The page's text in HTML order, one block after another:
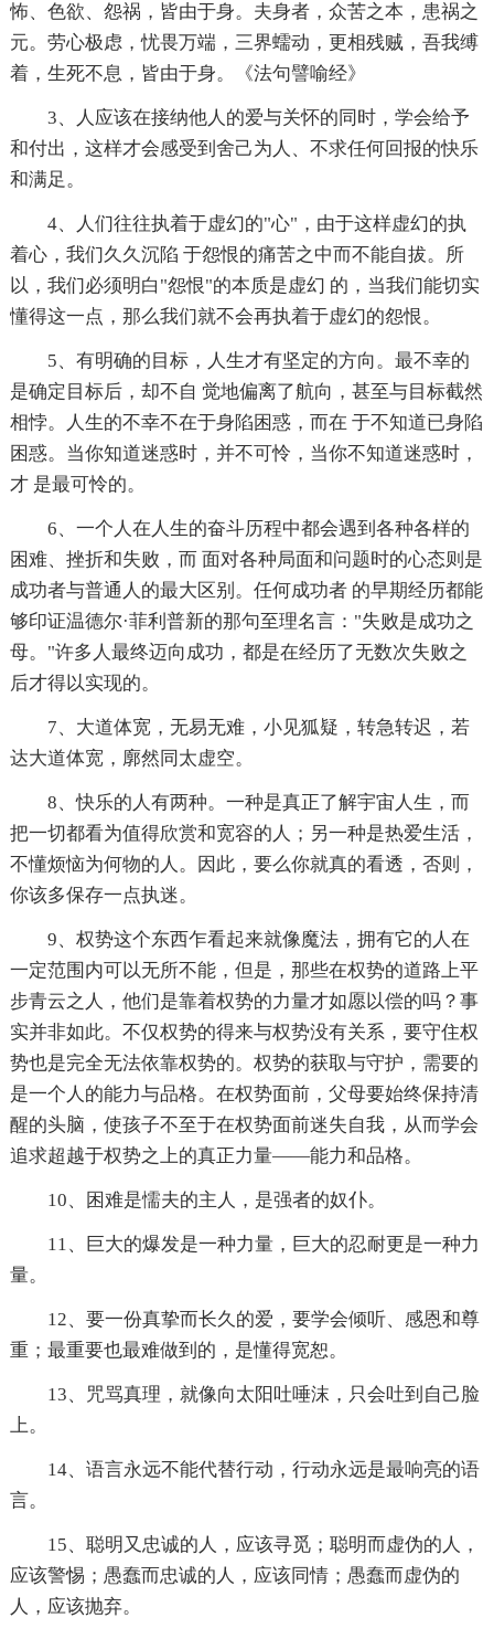
怖、色欲、怨祸，皆由于身。夫身者，众苦之本，患祸之
元。劳心极虑，忧畏万端，三界蠕动，更相残贼，吾我缚
着，生死不息，皆由于身。《法句譬喻经》
3、人应该在接纳他人的爱与关怀的同时，学会给予
和付出，这样才会感受到舍己为人、不求任何回报的快乐
和满足。
4、人们往往执着于虚幻的"心"，由于这样虚幻的执
着心，我们久久沉陷 于怨恨的痛苦之中而不能自拔。所
以，我们必须明白"怨恨"的本质是虚幻 的，当我们能切实
懂得这一点，那么我们就不会再执着于虚幻的怨恨。
5、有明确的目标，人生才有坚定的方向。最不幸的
是确定目标后，却不自 觉地偏离了航向，甚至与目标截然
相悖。人生的不幸不在于身陷困惑，而在 于不知道已身陷
困惑。当你知道迷惑时，并不可怜，当你不知道迷惑时，
才 是最可怜的。
6、一个人在人生的奋斗历程中都会遇到各种各样的
困难、挫折和失败，而 面对各种局面和问题时的心态则是
成功者与普通人的最大区别。任何成功者 的早期经历都能
够印证温德尔·菲利普新的那句至理名言："失败是成功之
母。"许多人最终迈向成功，都是在经历了无数次失败之
后才得以实现的。
7、大道体宽，无易无难，小见狐疑，转急转迟，若
达大道体宽，廓然同太虚空。
8、快乐的人有两种。一种是真正了解宇宙人生，而
把一切都看为值得欣赏和宽容的人；另一种是热爱生活，
不懂烦恼为何物的人。因此，要么你就真的看透，否则，
你该多保存一点执迷。
9、权势这个东西乍看起来就像魔法，拥有它的人在
一定范围内可以无所不能，但是，那些在权势的道路上平
步青云之人，他们是靠着权势的力量才如愿以偿的吗？事
实并非如此。不仅权势的得来与权势没有关系，要守住权
势也是完全无法依靠权势的。权势的获取与守护，需要的
是一个人的能力与品格。在权势面前，父母要始终保持清
醒的头脑，使孩子不至于在权势面前迷失自我，从而学会
追求超越于权势之上的真正力量——能力和品格。
10、困难是懦夫的主人，是强者的奴仆。
11、巨大的爆发是一种力量，巨大的忍耐更是一种力
量。
12、要一份真挚而长久的爱，要学会倾听、感恩和尊
重；最重要也最难做到的，是懂得宽恕。
13、咒骂真理，就像向太阳吐唾沫，只会吐到自己脸
上。
14、语言永远不能代替行动，行动永远是最响亮的语
言。
15、聪明又忠诚的人，应该寻觅；聪明而虚伪的人，
应该警惕；愚蠢而忠诚的人，应该同情；愚蠢而虚伪的
人，应该抛弃。